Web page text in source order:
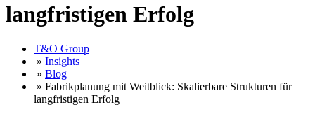
langfristigen Erfolg
T&O Group
» Insights
» Blog
» Fabrikplanung mit Weitblick: Skalierbare Strukturen für
langfristigen Erfolg